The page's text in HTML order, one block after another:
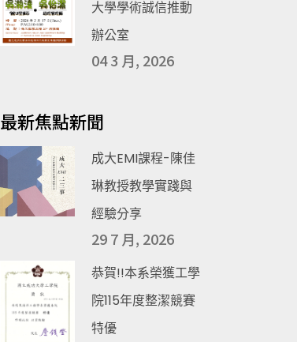
大學學術誠信推動
辦公室
04 3 月, 2026
最新焦點新聞
成大EMI課程-陳佳
琳教授教學實踐與
經驗分享
29 7 月, 2026
恭賀!!本系榮獲工學
院115年度整潔競賽
特優